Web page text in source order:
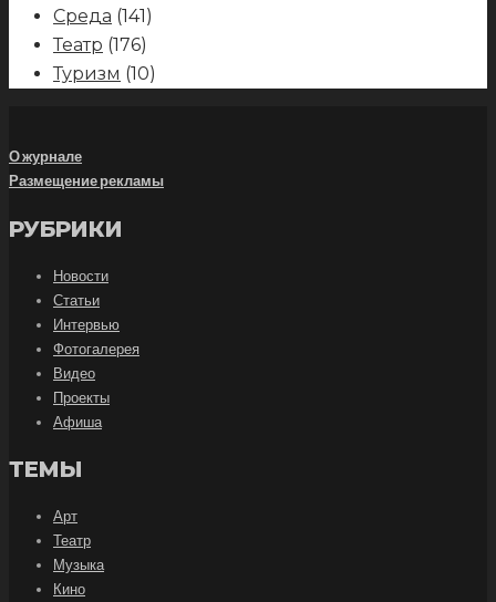
Среда (141)
Театр (176)
Туризм (10)
О журнале
Размещение рекламы
РУБРИКИ
Новости
Статьи
Интервью
Фотогалерея
Видео
Проекты
Афиша
ТЕМЫ
Арт
Театр
Музыка
Кино